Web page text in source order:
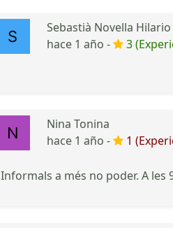
Sebastià Novella Hilario
hace 1 año -
3
Nina Tonina
hace 1 año -
1
Informals a més no poder. A les